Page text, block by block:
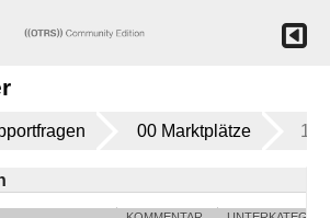
00 Marktplätze 10